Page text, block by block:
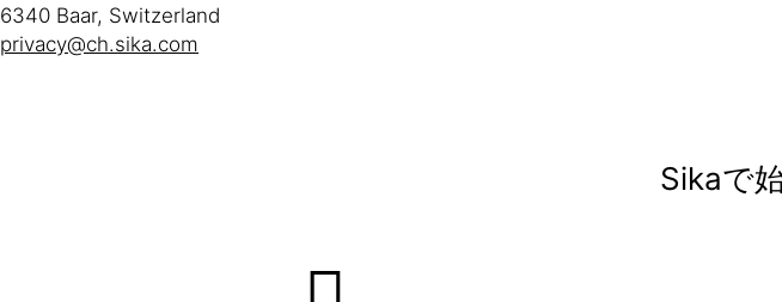
6340 Baar, Switzerland
privacy@ch.sika.com
Sikaで